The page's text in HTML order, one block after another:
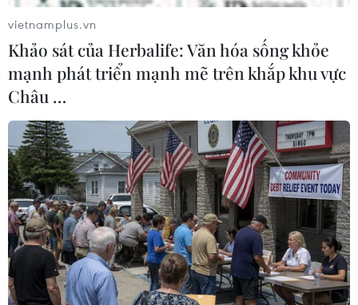
HLV Allegri úp mở về tương lai của Pirlo trong
mùa bóng mới
Barcelona lập nên kỳ tích sau chức vô địch
Champions League
Champions League
TIN LIÊN QUAN
vietnamplus.vn
Khảo sát của Herbalife: Văn hóa sống khỏe
mạnh phát triển mạnh mẽ trên khắp khu vực
Châu …